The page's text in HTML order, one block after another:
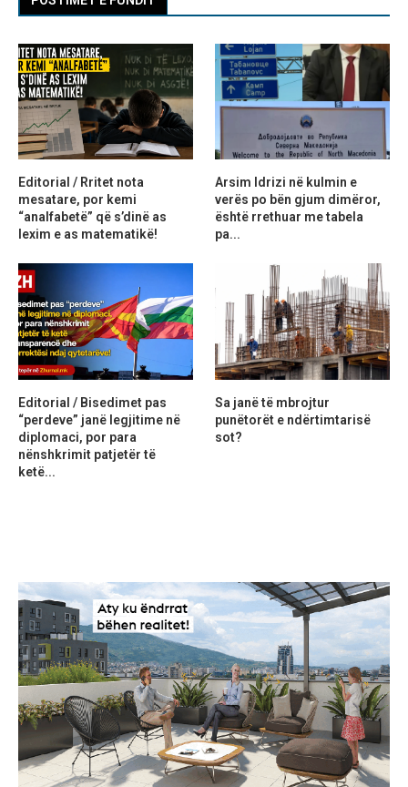
Editorial / Rritet nota
mesatare, por kemi
“analfabetë” që s’dinë as
lexim e as matematikë!
Arsim Idrizi në kulmin e
verës po bën gjum dimëror,
është rrethuar me tabela
pa...
Editorial / Bisedimet pas
“perdeve” janë legjitime në
diplomaci, por para
nënshkrimit patjetër të
ketë...
Sa janë të mbrojtur
punëtorët e ndërtimtarisë
sot?